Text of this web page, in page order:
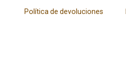
Política de devoluciones